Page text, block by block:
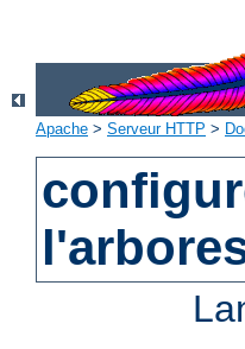
Apache > Serveur HTTP >